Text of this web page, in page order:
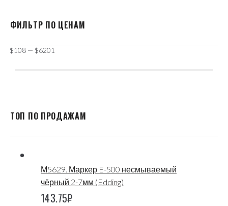
ФИЛЬТР ПО ЦЕНАМ
$108 — $6201
ТОП ПО ПРОДАЖАМ
М5629. Маркер E-500 несмываемый
чёрный 2-7мм (Edding)
143.75₽